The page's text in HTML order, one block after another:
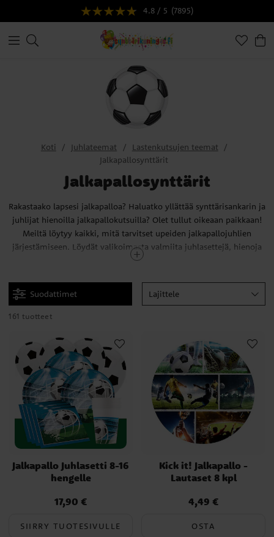
4.8 / 5 (7895)
Koti Juhlateemat
Lastenkutsujen teemat
Jalkapallosynttärit
Jalkapallosynttärit
Rakastaako lapsesi jalkapalloa? Haluatko yllättää synttärisankarin ja
juhlijat hienoilla jalkapallokutsuilla? Olet tullut oikeaan paikkaan!
Meiltä löytyy kaikki, mitä tarvitset upeiden jalkapallojuhlien
järjestämiseen. Löydät valikoimasta valmiita juhlasettejä, hienoja
lautasia, pahvimukeja, pöytäliinoja, ilmapalloja ja hauskoja
myös kakkukuvia, strösseleitä, kakkukoristeita ja muita hauskoja
leivontatarvikkeita, jotka sopivat täydellisesti kakkujen ja muiden
Suodattimet Lajittele
161 tuotteet
Jalkapallo Juhlasetti 8-16
hengelle
Hinta:17,90 €
17,90 €
SIIRRY TUOTESIVULLE
Kick it! Jalkapallo -
Lautaset 8 kpl
Hinta:4,49 €
4,49 €
OSTA